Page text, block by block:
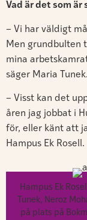
Vad är det som är
– Vi har väldigt
Men grundbulten
mina
säger Maria Tunek.
– Visst kan det
åren jag jobbat i
för, eller känt att
Hampus Ek Rosell.
Hampus Ek
Tunek, Neroz
på plats på